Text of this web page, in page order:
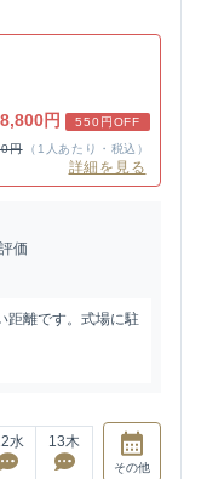
8,800円
550円OFF
円
（1人あたり・税込）
詳細を見る
価
距離です。式場に駐
水 13木
その他